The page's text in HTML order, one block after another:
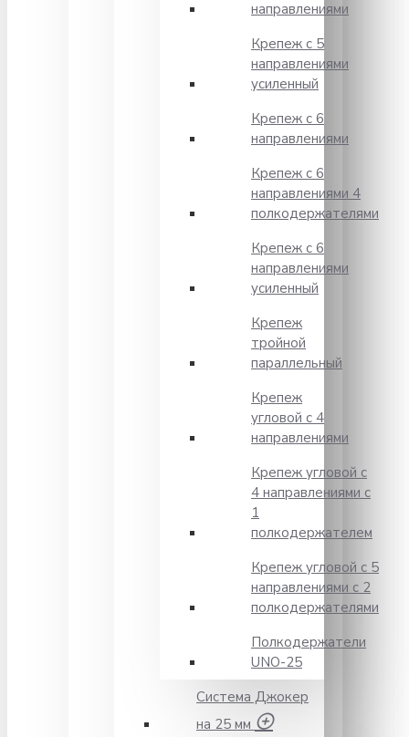
направлениями
Крепеж с 5
направлениями
усиленный
Крепеж с 6
направлениями
Крепеж с 6
направлениями 4
полкодержателями
Крепеж с 6
направлениями
усиленный
Крепеж
тройной
параллельный
Крепеж
угловой с 4
направлениями
Крепеж угловой с
4 направлениями с
1
полкодержателем
Крепеж угловой с 5
направлениями с 2
полкодержателями
Полкодержатели
UNO-25
Система Джокер
на 25 мм